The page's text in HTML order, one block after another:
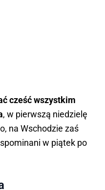
cześć wszystkim
, w pierwszą niedzielę
na Wschodzie zaś
w piątek po